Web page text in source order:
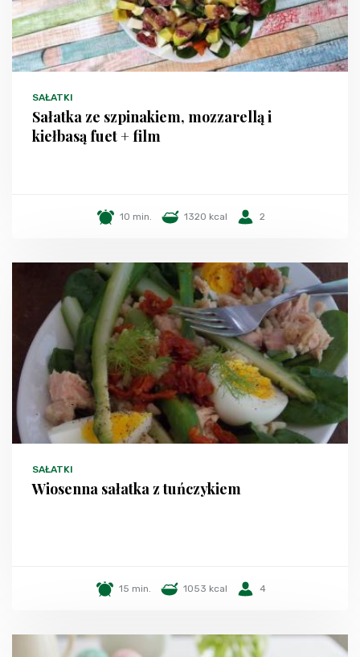
SAŁATKI
Sałatka ze szpinakiem, mozzarellą i
kiełbasą fuet + film
10 min. 1320 kcal 2
SAŁATKI
Wiosenna sałatka z tuńczykiem
15 min. 1053 kcal 4